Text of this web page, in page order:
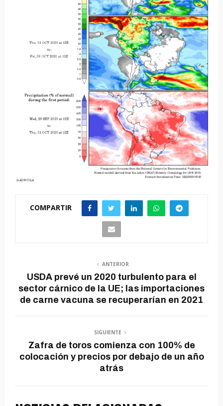
COMPARTIR
ANTERIOR
USDA prevé un 2020 turbulento para el
sector cárnico de la UE; las importaciones
de carne vacuna se recuperarían en 2021
SIGUIENTE
Zafra de toros comienza con 100% de
colocación y precios por debajo de un año
atrás